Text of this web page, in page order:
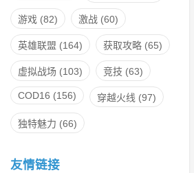
游戏 (82) 激战 (60)
英雄联盟 (164) 获取攻略 (65)
虚拟战场 (103) 竞技 (63)
COD16 (156) 穿越火线 (97)
独特魅力 (66)
友情链接